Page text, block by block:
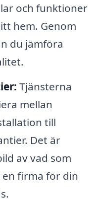
och funktioner
hem. Genom
du jämföra
Tjänsterna
mellan
till
Det är
av vad som
firma för din